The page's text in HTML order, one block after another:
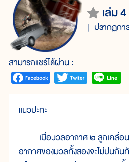
เล่ม 4
ปรากฏก
สามารถแชร์ได้ผ่าน :
แนวปะทะ
เมื่อมวลอากาศ ๒ ลูกเคลื่อน
อากาศของมวลทั้งสองจะไม่ปนกัน